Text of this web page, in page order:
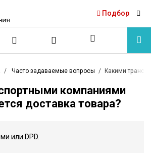
Подбор
Часто задаваемые вопросы Какими
компаниями
доставка товара?
или DPD.